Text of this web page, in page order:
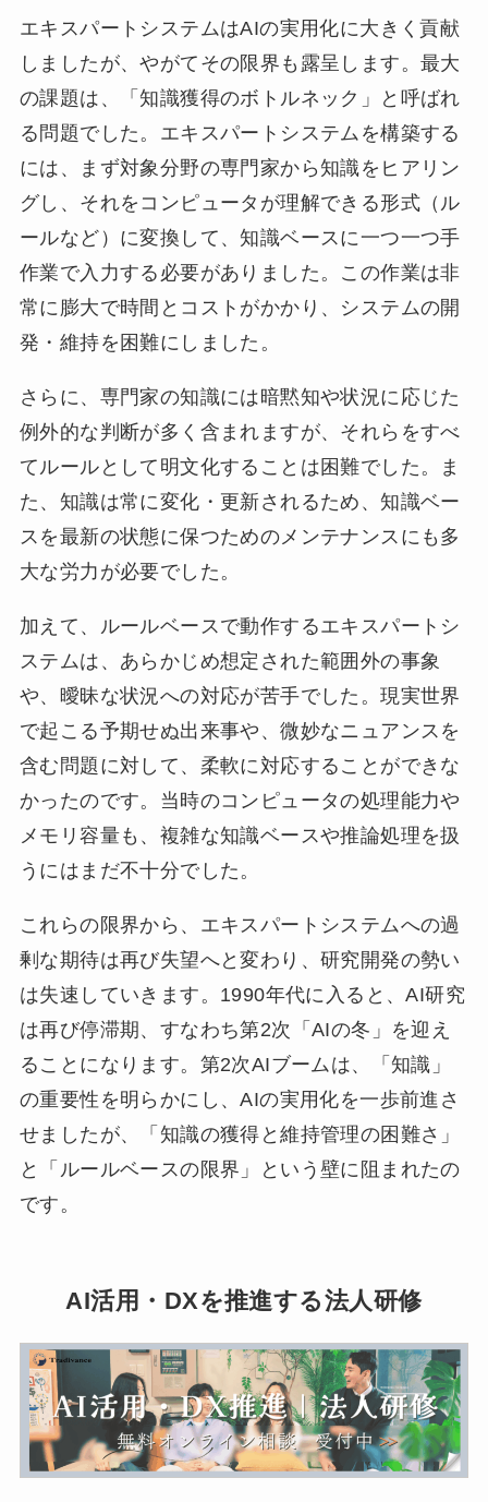
エキスパートシステムはAIの実用化に大きく貢献
しましたが、やがてその限界も露呈します。最大
の課題は、「知識獲得のボトルネック」と呼ばれ
る問題でした。エキスパートシステムを構築する
には、まず対象分野の専門家から知識をヒアリン
グし、それをコンピュータが理解できる形式（ル
ールなど）に変換して、知識ベースに一つ一つ手
作業で入力する必要がありました。この作業は非
常に膨大で時間とコストがかかり、システムの開
発・維持を困難にしました。
さらに、専門家の知識には暗黙知や状況に応じた
例外的な判断が多く含まれますが、それらをすべ
てルールとして明文化することは困難でした。ま
た、知識は常に変化・更新されるため、知識ベー
スを最新の状態に保つためのメンテナンスにも多
大な労力が必要でした。
加えて、ルールベースで動作するエキスパートシ
ステムは、あらかじめ想定された範囲外の事象
や、曖昧な状況への対応が苦手でした。現実世界
で起こる予期せぬ出来事や、微妙なニュアンスを
含む問題に対して、柔軟に対応することができな
かったのです。当時のコンピュータの処理能力や
メモリ容量も、複雑な知識ベースや推論処理を扱
うにはまだ不十分でした。
これらの限界から、エキスパートシステムへの過
剰な期待は再び失望へと変わり、研究開発の勢い
は失速していきます。1990年代に入ると、AI研究
は再び停滞期、すなわち第2次「AIの冬」を迎え
ることになります。第2次AIブームは、「知識」
の重要性を明らかにし、AIの実用化を一歩前進さ
せましたが、「知識の獲得と維持管理の困難さ」
と「ルールベースの限界」という壁に阻まれたの
です。
AI活用・DXを推進する法人研修